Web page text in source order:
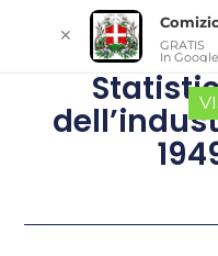
✕ GRATIS
In